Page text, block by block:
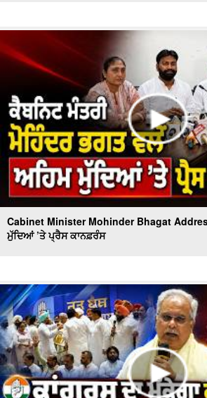
Cabinet Minister Mohinder Bhagat
ਮੁੱਦਿਆਂ ’ਤੇ ਪ੍ਰੈਸ ਕਾਨਫ਼ਰੰਸ